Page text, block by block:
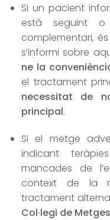
Si un pacient
està seguint
complementari,
s’informi sobre
ne la
el tractament
necessitat de
principal.
Si el metge
indicant
mancades de
context de la
tractament
Col·legi de Metges